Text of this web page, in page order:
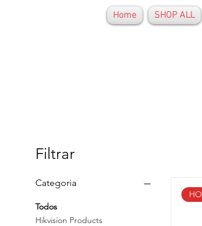
Home SHOP ALL
Filtrar
Categoria
Todos
Hikvision Products